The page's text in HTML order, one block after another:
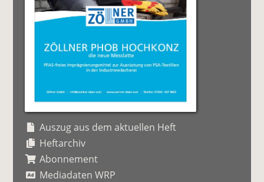
Auszug aus dem aktuellen Heft
Heftarchiv
Abonnement
Mediadaten WRP